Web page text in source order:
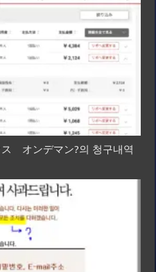
オンデマン?의 청구내역